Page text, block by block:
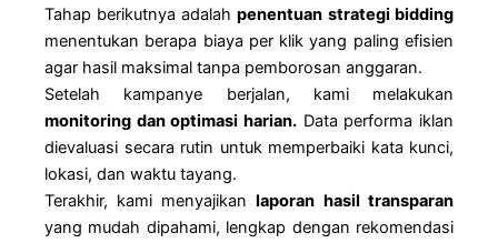
Tahap berikutnya adalah penentuan strategi bidding
menentukan berapa biaya per klik yang paling efisien
agar hasil maksimal tanpa pemborosan anggaran.
Setelah kampanye berjalan, kami melakukan
monitoring dan optimasi harian. Data performa iklan
dievaluasi secara rutin untuk memperbaiki kata kunci,
lokasi, dan waktu tayang.
Terakhir, kami menyajikan laporan hasil transparan
yang mudah dipahami, lengkap dengan rekomendasi